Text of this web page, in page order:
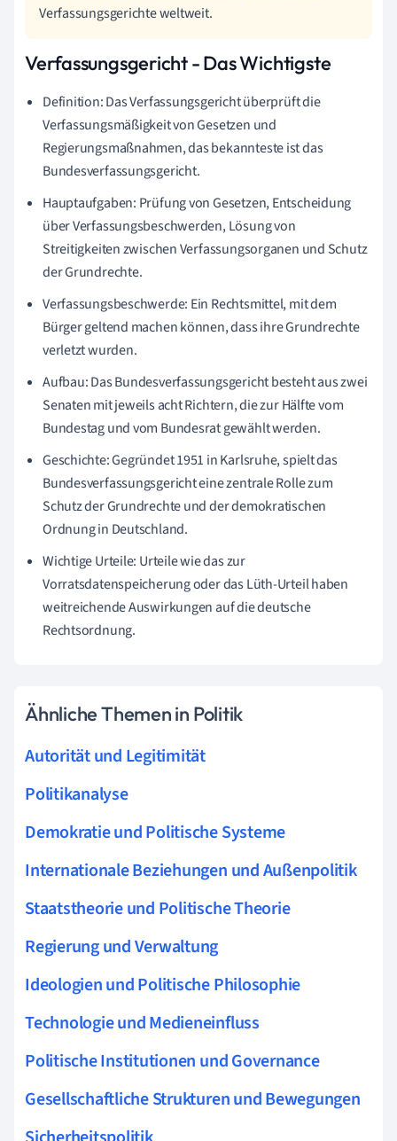
Verfassungsgerichte weltweit.
Verfassungsgericht - Das Wichtigste
Definition: Das Verfassungsgericht überprüft die
Verfassungsmäßigkeit von Gesetzen und
Regierungsmaßnahmen, das bekannteste ist das
Bundesverfassungsgericht.
Hauptaufgaben: Prüfung von Gesetzen, Entscheidung
über Verfassungsbeschwerden, Lösung von
Streitigkeiten zwischen Verfassungsorganen und Schutz
der Grundrechte.
Verfassungsbeschwerde: Ein Rechtsmittel, mit dem
Bürger geltend machen können, dass ihre Grundrechte
verletzt wurden.
Aufbau: Das Bundesverfassungsgericht besteht aus zwei
Senaten mit jeweils acht Richtern, die zur Hälfte vom
Bundestag und vom Bundesrat gewählt werden.
Geschichte: Gegründet 1951 in Karlsruhe, spielt das
Bundesverfassungsgericht eine zentrale Rolle zum
Schutz der Grundrechte und der demokratischen
Ordnung in Deutschland.
Wichtige Urteile: Urteile wie das zur
Vorratsdatenspeicherung oder das Lüth-Urteil haben
weitreichende Auswirkungen auf die deutsche
Rechtsordnung.
Ähnliche Themen in Politik
Autorität und Legitimität
Politikanalyse
Demokratie und Politische Systeme
Internationale Beziehungen und Außenpolitik
Staatstheorie und Politische Theorie
Regierung und Verwaltung
Ideologien und Politische Philosophie
Technologie und Medieneinfluss
Politische Institutionen und Governance
Gesellschaftliche Strukturen und Bewegungen